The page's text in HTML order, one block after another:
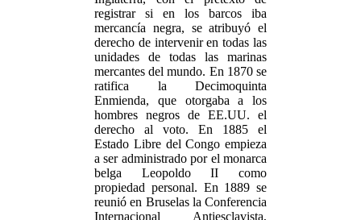
registrar si en los barcos iba
mercancía negra, se atribuyó el
derecho de intervenir en todas las
unidades de todas las marinas
mercantes del mundo. En 1870 se
ratifica la Decimoquinta
Enmienda, que otorgaba a los
hombres negros de EE.UU. el
derecho al voto. En 1885 el
Estado Libre del Congo empieza
a ser administrado por el monarca
belga Leopoldo II como
propiedad personal. En 1889 se
reunió en Bruselas la Conferencia
Internacional Antiesclavista,